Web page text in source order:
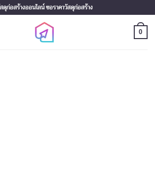
ดุก่อสร้างออนไลน์ ขอราคาวัสดุก่อสร้าง
0